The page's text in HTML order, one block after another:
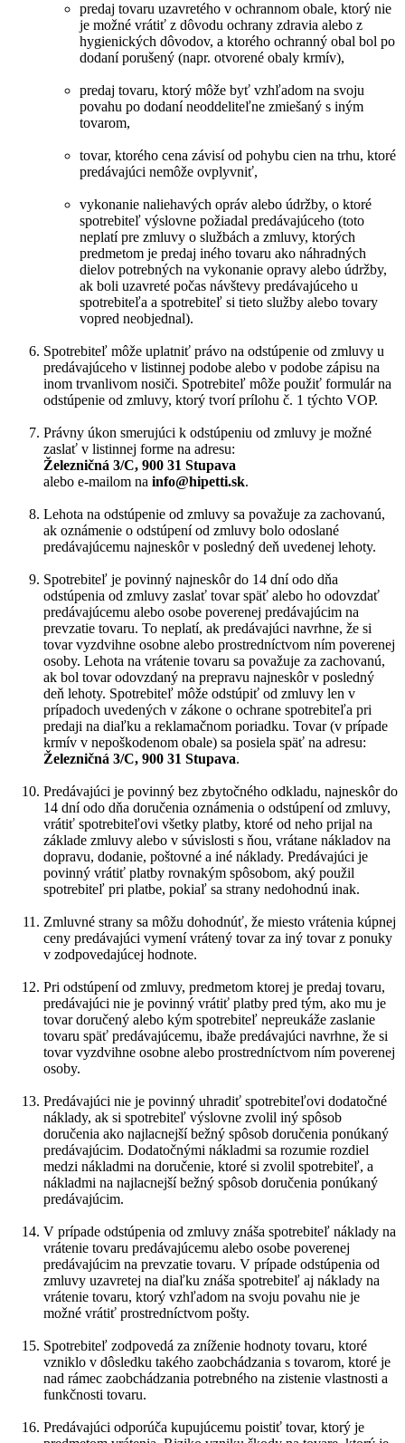
predaj tovaru uzavretého v ochrannom obale, ktorý nie
je možné vrátiť z dôvodu ochrany zdravia alebo z
hygienických dôvodov, a ktorého ochranný obal bol po
dodaní porušený (napr. otvorené obaly krmív),
predaj tovaru, ktorý môže byť vzhľadom na svoju
povahu po dodaní neoddeliteľne zmiešaný s iným
tovarom,
tovar, ktorého cena závisí od pohybu cien na trhu, ktoré
predávajúci nemôže ovplyvniť,
vykonanie naliehavých opráv alebo údržby, o ktoré
spotrebiteľ výslovne požiadal predávajúceho (toto
neplatí pre zmluvy o službách a zmluvy, ktorých
predmetom je predaj iného tovaru ako náhradných
dielov potrebných na vykonanie opravy alebo údržby,
ak boli uzavreté počas návštevy predávajúceho u
spotrebiteľa a spotrebiteľ si tieto služby alebo tovary
vopred neobjednal).
Spotrebiteľ môže uplatniť právo na odstúpenie od zmluvy u
predávajúceho v listinnej podobe alebo v podobe zápisu na
inom trvanlivom nosiči. Spotrebiteľ môže použiť formulár na
odstúpenie od zmluvy, ktorý tvorí prílohu č. 1 týchto VOP.
Právny úkon smerujúci k odstúpeniu od zmluvy je možné
zaslať v listinnej forme na adresu:
Železničná 3/C, 900 31 Stupava
alebo e-mailom na info@hipetti.sk.
Lehota na odstúpenie od zmluvy sa považuje za zachovanú,
ak oznámenie o odstúpení od zmluvy bolo odoslané
predávajúcemu najneskôr v posledný deň uvedenej lehoty.
Spotrebiteľ je povinný najneskôr do 14 dní odo dňa
odstúpenia od zmluvy zaslať tovar späť alebo ho odovzdať
predávajúcemu alebo osobe poverenej predávajúcim na
prevzatie tovaru. To neplatí, ak predávajúci navrhne, že si
tovar vyzdvihne osobne alebo prostredníctvom ním poverenej
osoby. Lehota na vrátenie tovaru sa považuje za zachovanú,
ak bol tovar odovzdaný na prepravu najneskôr v posledný
deň lehoty. Spotrebiteľ môže odstúpiť od zmluvy len v
prípadoch uvedených v zákone o ochrane spotrebiteľa pri
predaji na diaľku a reklamačnom poriadku. Tovar (v prípade
krmív v nepoškodenom obale) sa posiela späť na adresu:
Železničná 3/C, 900 31 Stupava.
Predávajúci je povinný bez zbytočného odkladu, najneskôr do
14 dní odo dňa doručenia oznámenia o odstúpení od zmluvy,
vrátiť spotrebiteľovi všetky platby, ktoré od neho prijal na
základe zmluvy alebo v súvislosti s ňou, vrátane nákladov na
dopravu, dodanie, poštovné a iné náklady. Predávajúci je
povinný vrátiť platby rovnakým spôsobom, aký použil
spotrebiteľ pri platbe, pokiaľ sa strany nedohodnú inak.
Zmluvné strany sa môžu dohodnúť, že miesto vrátenia kúpnej
ceny predávajúci vymení vrátený tovar za iný tovar z ponuky
v zodpovedajúcej hodnote.
Pri odstúpení od zmluvy, predmetom ktorej je predaj tovaru,
predávajúci nie je povinný vrátiť platby pred tým, ako mu je
tovar doručený alebo kým spotrebiteľ nepreukáže zaslanie
tovaru späť predávajúcemu, ibaže predávajúci navrhne, že si
tovar vyzdvihne osobne alebo prostredníctvom ním poverenej
osoby.
Predávajúci nie je povinný uhradiť spotrebiteľovi dodatočné
náklady, ak si spotrebiteľ výslovne zvolil iný spôsob
doručenia ako najlacnejší bežný spôsob doručenia ponúkaný
predávajúcim. Dodatočnými nákladmi sa rozumie rozdiel
medzi nákladmi na doručenie, ktoré si zvolil spotrebiteľ, a
nákladmi na najlacnejší bežný spôsob doručenia ponúkaný
predávajúcim.
V prípade odstúpenia od zmluvy znáša spotrebiteľ náklady na
vrátenie tovaru predávajúcemu alebo osobe poverenej
predávajúcim na prevzatie tovaru. V prípade odstúpenia od
zmluvy uzavretej na diaľku znáša spotrebiteľ aj náklady na
vrátenie tovaru, ktorý vzhľadom na svoju povahu nie je
možné vrátiť prostredníctvom pošty.
Spotrebiteľ zodpovedá za zníženie hodnoty tovaru, ktoré
vzniklo v dôsledku takého zaobchádzania s tovarom, ktoré je
nad rámec zaobchádzania potrebného na zistenie vlastnosti a
funkčnosti tovaru.
Predávajúci odporúča kupujúcemu poistiť tovar, ktorý je